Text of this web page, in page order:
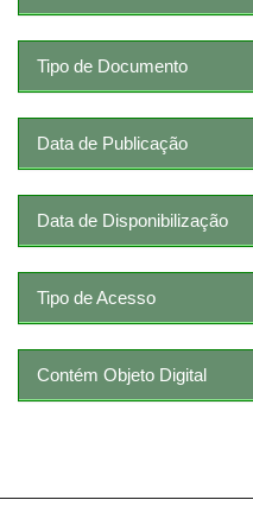
Tipo de Documento
Data de Publicação
Data de Disponibilização
Tipo de Acesso
Contém Objeto Digital